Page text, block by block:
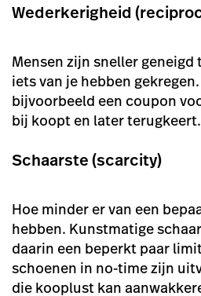
Wederkerigheid
Mensen zijn sneller
iets van je hebben
bijvoorbeeld een coupon
bij koopt en later terugkeert.
Schaarste (scarcity)
Hoe minder er van een
hebben. Kunstmatige
daarin een beperkt paar
schoenen in no-time zijn
die kooplust kan